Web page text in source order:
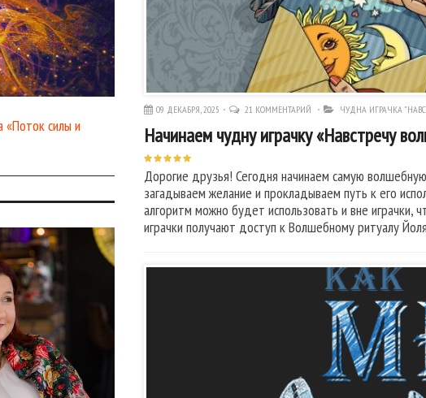
09 ДЕКАБРЯ, 2025 21 КОММЕНТАРИЙ ЧУДНА ИГРАЧКА
Начинаем чудну играчку «Навстречу
Дорогие друзья! Сегодня начинаем самую
загадываем желание и прокладываем путь к его
алгоритм можно будет использовать и вне играчки,
играчки получают доступ к Волшебному ритуалу
«Поток силы и